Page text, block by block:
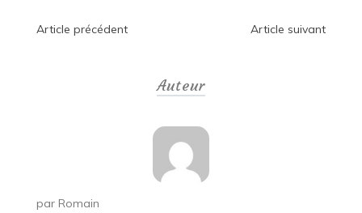
Navigation
Article précédent Article suivant
Auteur
par Romain